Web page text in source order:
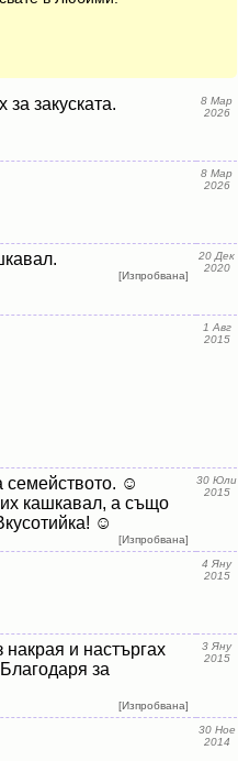
закуската.
8 Мар
2026
8 Мар
2026
[Изпробвана]
20 Дек
2020
1 Авг
2015
семейството. ☺
кашкавал, а също
☺
[Изпробвана]
30 Юли
2015
4 Яну
2015
накрая и настъргах
за
[Изпробвана]
3 Яну
2015
30 Ное
2014
⋅Картофи на фурна
⋅Ястия с шунка